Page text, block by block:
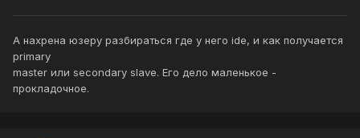
А нахрена юзеру разбираться где у него ide, и как получается
primary
master или secondary slave. Его дело маленькое -
прокладочное.